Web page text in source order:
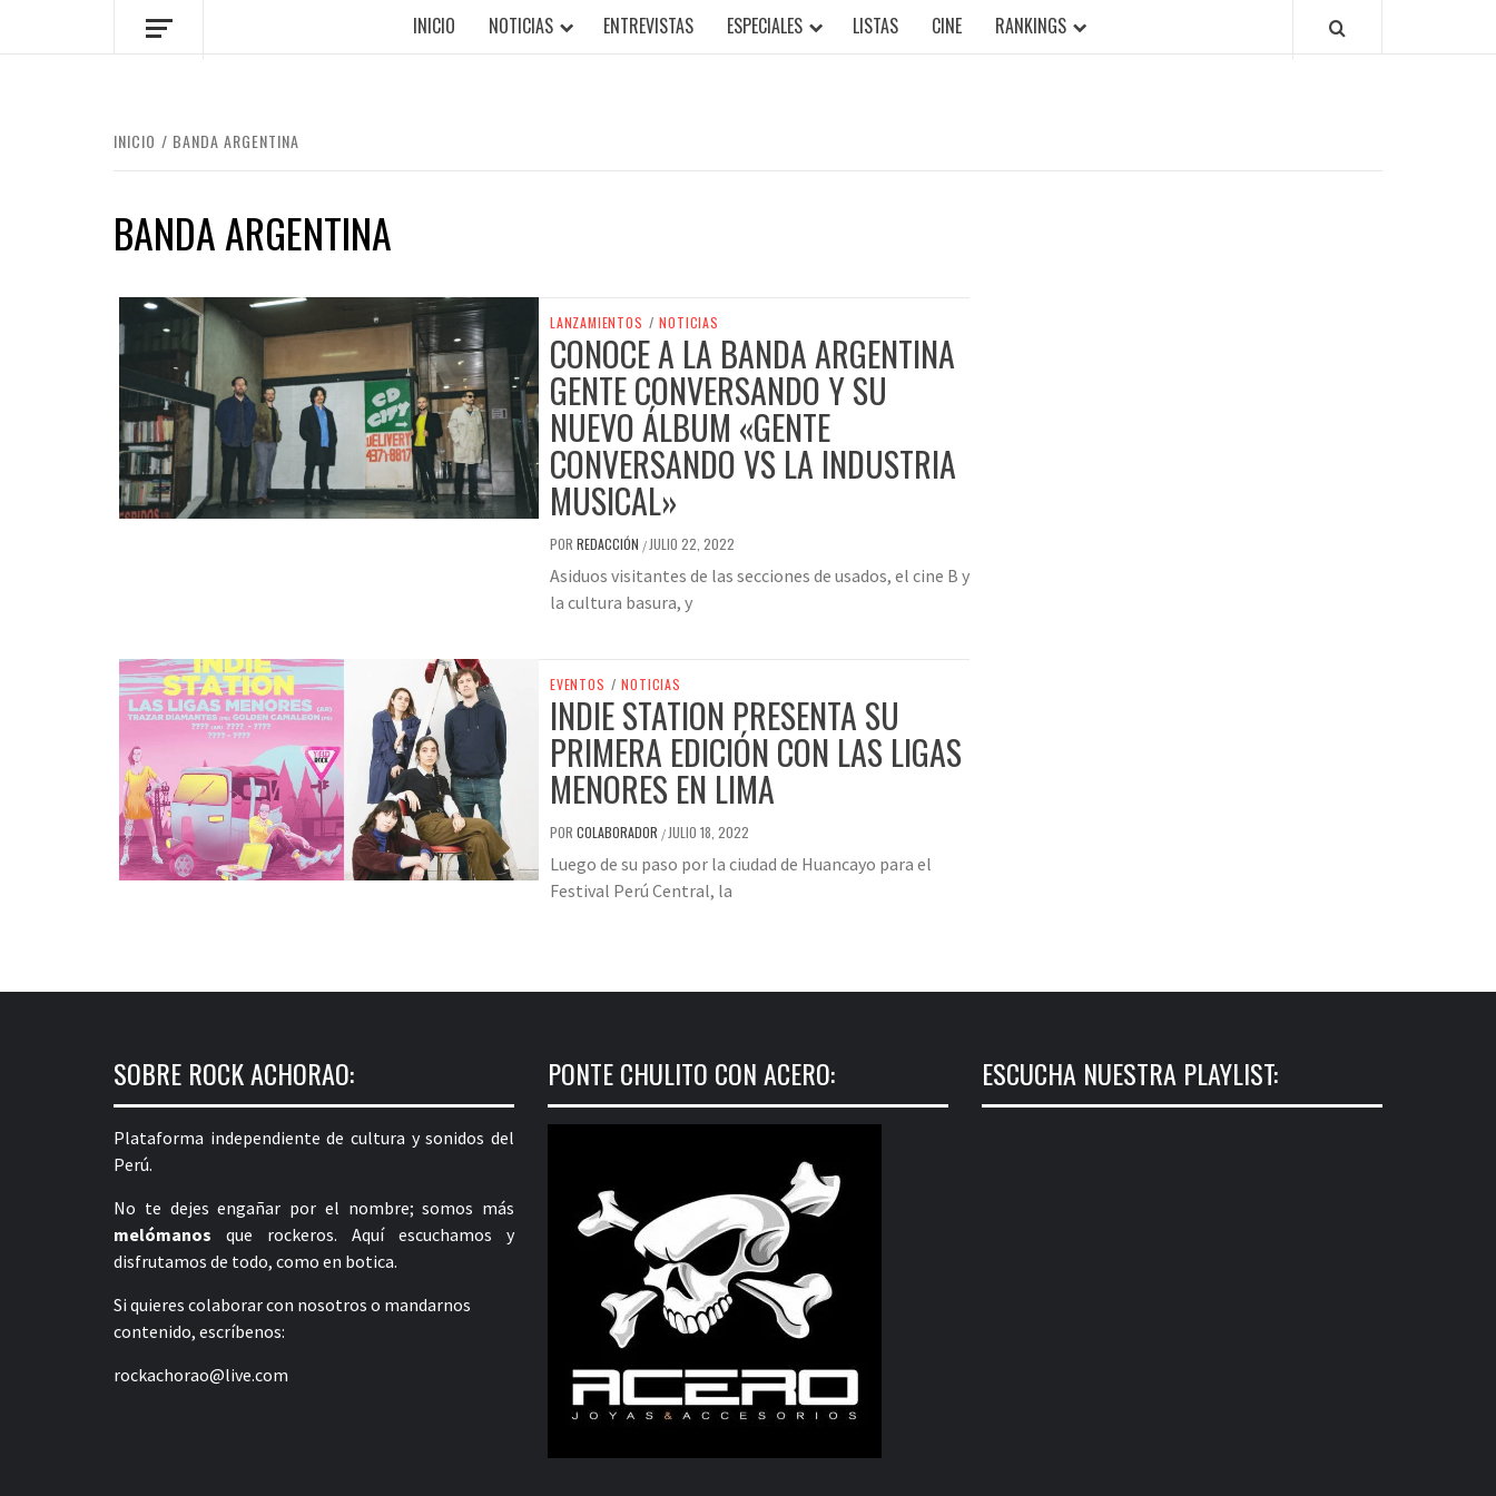
INICIO NOTICIAS ENTREVISTAS ESPECIALES LISTAS CINE RANKINGS
INICIO BANDA ARGENTINA
BANDA ARGENTINA
LANZAMIENTOS / NOTICIAS
CONOCE A LA BANDA ARGENTINA
GENTE CONVERSANDO Y SU
NUEVO ÁLBUM «GENTE
CONVERSANDO VS LA INDUSTRIA
MUSICAL»
POR REDACCIÓN / JULIO 22, 2022
Asiduos visitantes de las secciones de usados, el cine B y
la cultura basura, y
EVENTOS / NOTICIAS
INDIE STATION PRESENTA SU
PRIMERA EDICIÓN CON LAS LIGAS
MENORES EN LIMA
POR COLABORADOR / JULIO 18, 2022
Luego de su paso por la ciudad de Huancayo para el
Festival Perú Central, la
SOBRE ROCK ACHORAO:
Plataforma independiente de cultura y sonidos del
Perú.
No te dejes engañar por el nombre; somos más
melómanos que rockeros. Aquí escuchamos y
disfrutamos de todo, como en botica.
Si quieres colaborar con nosotros o mandarnos
contenido, escríbenos:
rockachorao@live.com
PONTE CHULITO CON ACERO: ESCUCHA NUESTRA PLAYLIST: